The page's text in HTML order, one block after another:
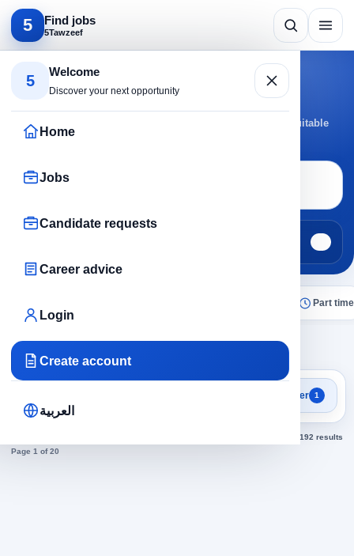
5 Find jobs
5Tawzeef
5
Welcome
Discover your next opportunity
Home
Jobs
Candidate requests
Career advice
Login
Create account
العربية
Search by specialty
Teaching jobs
Browse Teaching jobs by active cities and roles to reach suitable
opportunities faster.
Part time
Teaching× Clear all
Focused search results
Teaching jobs Filter 1
192 results
Page 1 of 20